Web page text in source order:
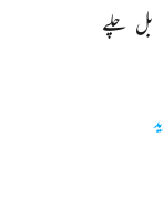
بل چلے